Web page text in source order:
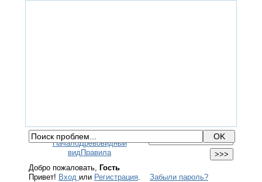
НачалоДревовидный
видПравила
Добро пожаловать, Гость
Привет! Вход или Регистрация. Забыли пароль?